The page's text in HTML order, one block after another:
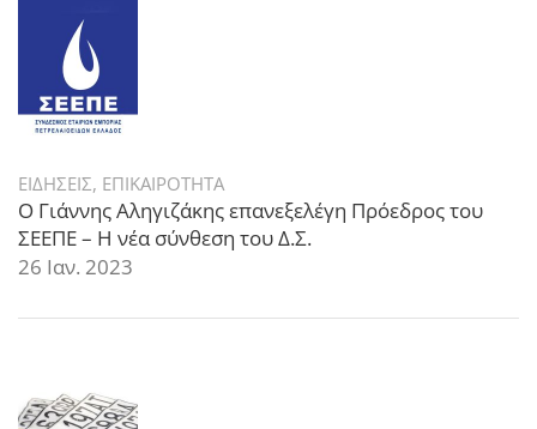
ΕΙΔΗΣΕΙΣ, ΕΠΙΚΑΙΡΟΤΗΤΑ
Ο Γιάννης Αληγιζάκης επανεξελέγη Πρόεδρος του
ΣΕΕΠΕ – Η νέα σύνθεση του Δ.Σ.
26 Ιαν. 2023